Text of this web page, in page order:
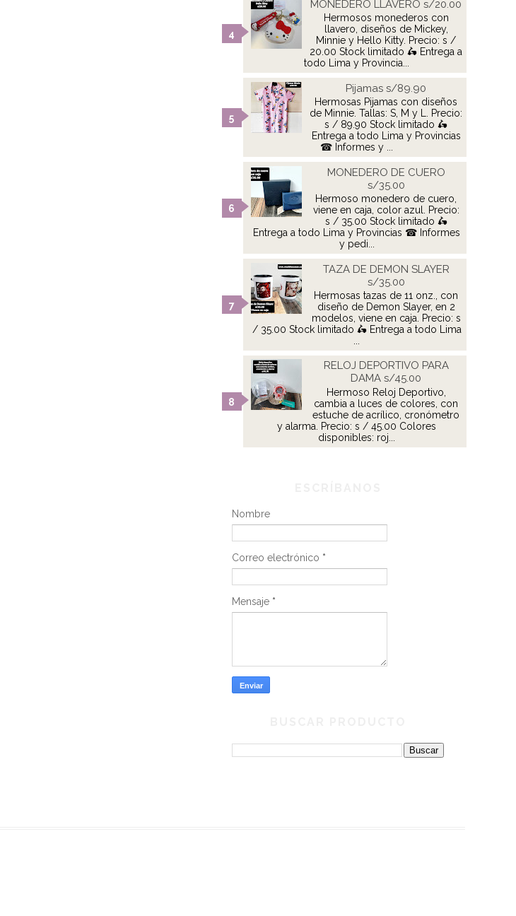
MONEDERO LLAVERO s/20.00
Hermosos monederos con
llavero, diseños de Mickey,
Minnie y Hello Kitty. Precio: s /
20.00 Stock limitado 🛵 Entrega a
todo Lima y Provincia...
Pijamas s/89.90
Hermosas Pijamas con diseños
de Minnie. Tallas: S, M y L. Precio:
s / 89.90 Stock limitado 🛵
Entrega a todo Lima y Provincias
☎ Informes y ...
MONEDERO DE CUERO
s/35.00
Hermoso monedero de cuero,
viene en caja, color azul. Precio:
s / 35.00 Stock limitado 🛵
Entrega a todo Lima y Provincias ☎ Informes
y pedi...
TAZA DE DEMON SLAYER
s/35.00
Hermosas tazas de 11 onz., con
diseño de Demon Slayer, en 2
modelos, viene en caja. Precio: s
/ 35.00 Stock limitado 🛵 Entrega a todo Lima
...
RELOJ DEPORTIVO PARA
DAMA s/45.00
Hermoso Reloj Deportivo,
cambia a luces de colores, con
estuche de acrílico, cronómetro
y alarma. Precio: s / 45.00 Colores
disponibles: roj...
Nombre
Correo electrónico *
Mensaje *